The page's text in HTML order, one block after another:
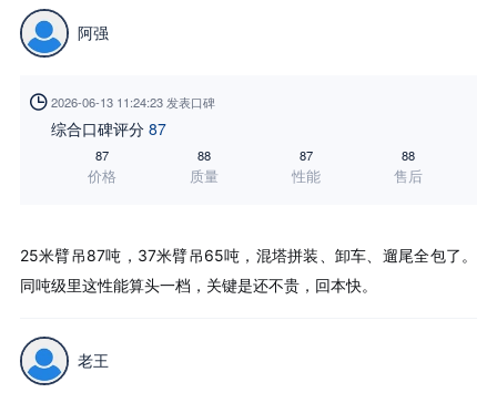
阿强
 2026-06-13 11:24:23 发表口碑
综合口碑评分 87
87
价格
88
质量
87
性能
88
售后
25米臂吊87吨，37米臂吊65吨，混塔拼装、卸车、遛尾全包了。
同吨级里这性能算头一档，关键是还不贵，回本快。
老王